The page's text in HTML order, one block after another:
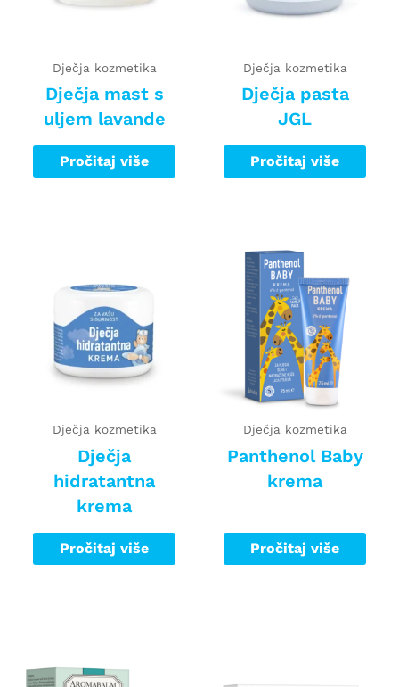
Dječja kozmetika
Dječja mast s
uljem lavande
Pročitaj više
Dječja kozmetika
Dječja pasta
JGL
Pročitaj više
Dječja kozmetika
Dječja
hidratantna
krema
Pročitaj više
Dječja kozmetika
Panthenol Baby
krema
Pročitaj više